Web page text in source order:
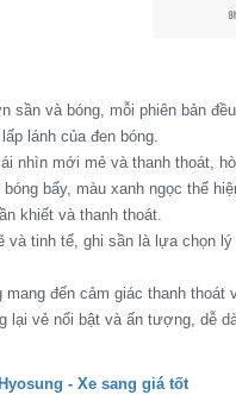
sần và bóng, mỗi phiên bản
lánh của đen bóng.
nhìn mới mẻ và thanh thoát,
bẩy, màu xanh ngọc thể
khiết và thanh thoát.
và tinh tế, ghi sần là lựa chọn
mang đến cảm giác thanh thoát
vẻ nổi bật và ấn tượng, dễ
- Xe sang giá tốt